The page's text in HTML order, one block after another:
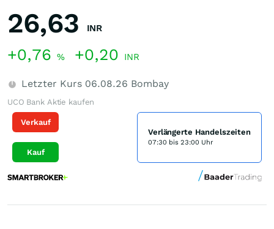
26,63 INR
+0,76 % +0,20 INR
Letzter Kurs 06.08.26 Bombay
UCO Bank Aktie kaufen
Verkauf
Kauf
Verlängerte Handelszeiten
07:30 bis 23:00 Uhr